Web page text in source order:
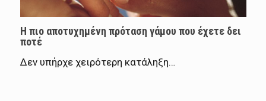
H πιο αποτυχημένη πρόταση γάμου που έχετε δει
ποτέ
Δεν υπήρχε χειρότερη κατάληξη…